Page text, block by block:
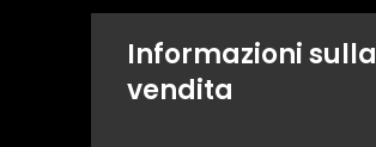
Informazioni sulla
vendita